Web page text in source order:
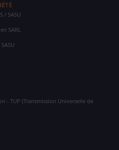
/ SASU
SARL
- TUP (Transmission Universelle de